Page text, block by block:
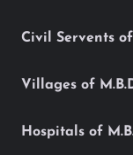
Civil Servents
Villages of
Hospitals of